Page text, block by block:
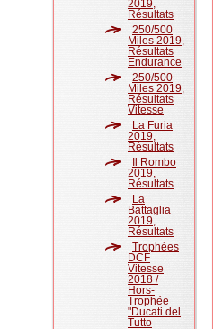
2019,
Résultats
250/500
Miles 2019,
Résultats
Endurance
250/500
Miles 2019,
Résultats
Vitesse
La Furia
2019,
Résultats
Il Rombo
2019,
Résultats
La
Battaglia
2019,
Résultats
Trophées
DCF
Vitesse
2018 /
Hors-
Trophée
"Ducati del
Tutto